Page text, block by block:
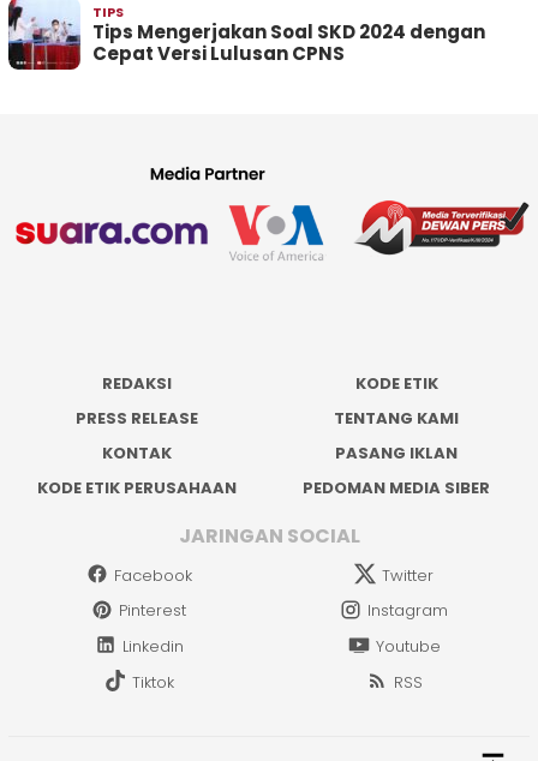
TIPS
Tips Mengerjakan Soal SKD 2024 dengan
Cepat Versi Lulusan CPNS
REDAKSI
KODE ETIK
PRESS RELEASE
TENTANG KAMI
KONTAK
PASANG IKLAN
KODE ETIK PERUSAHAAN
PEDOMAN MEDIA SIBER
JARINGAN SOCIAL
Facebook
Twitter
Pinterest
Instagram
Linkedin
Youtube
Tiktok
RSS